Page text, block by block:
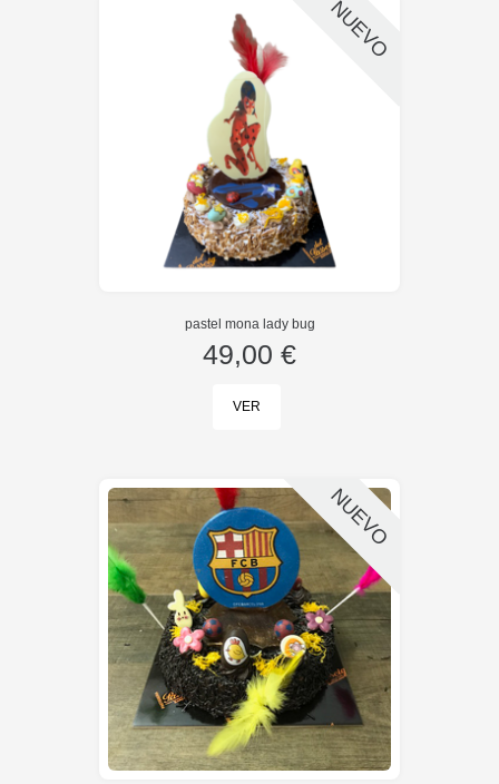
NUEVO
pastel mona lady bug
49,00 €
VER
NUEVO